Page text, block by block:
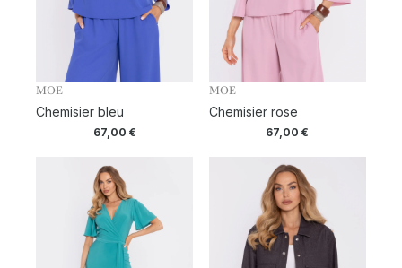
MOE
Chemisier bleu
67,00 €
MOE
Chemisier rose
67,00€